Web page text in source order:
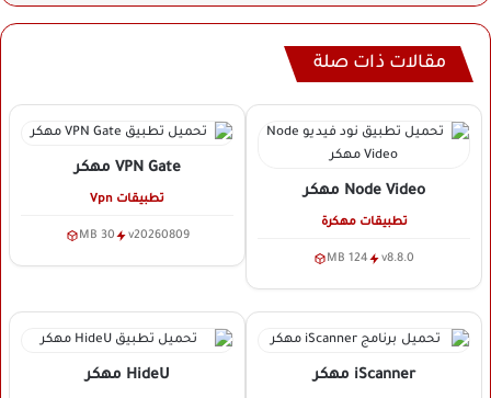
مقالات ذات صلة
Node Video مهكر
تطبيقات مهكرة
v8.8.0
124 MB
VPN Gate مهكر
تطبيقات Vpn
v20260809
30 MB
iScanner مهكر HideU مهكر